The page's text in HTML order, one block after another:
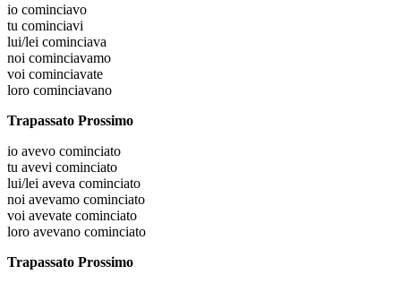
io cominciavo
tu cominciavi
lui/lei cominciava
noi cominciavamo
voi cominciavate
loro cominciavano
Trapassato Prossimo
io avevo cominciato
tu avevi cominciato
lui/lei aveva cominciato
noi avevamo cominciato
voi avevate cominciato
loro avevano cominciato
Trapassato Prossimo